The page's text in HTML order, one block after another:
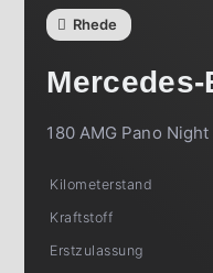
Rhede
Mercedes-
180 AMG Pano
Kilometerstand
Kraftstoff
Erstzulassung